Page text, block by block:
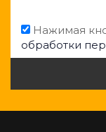
Нажимая
обработки